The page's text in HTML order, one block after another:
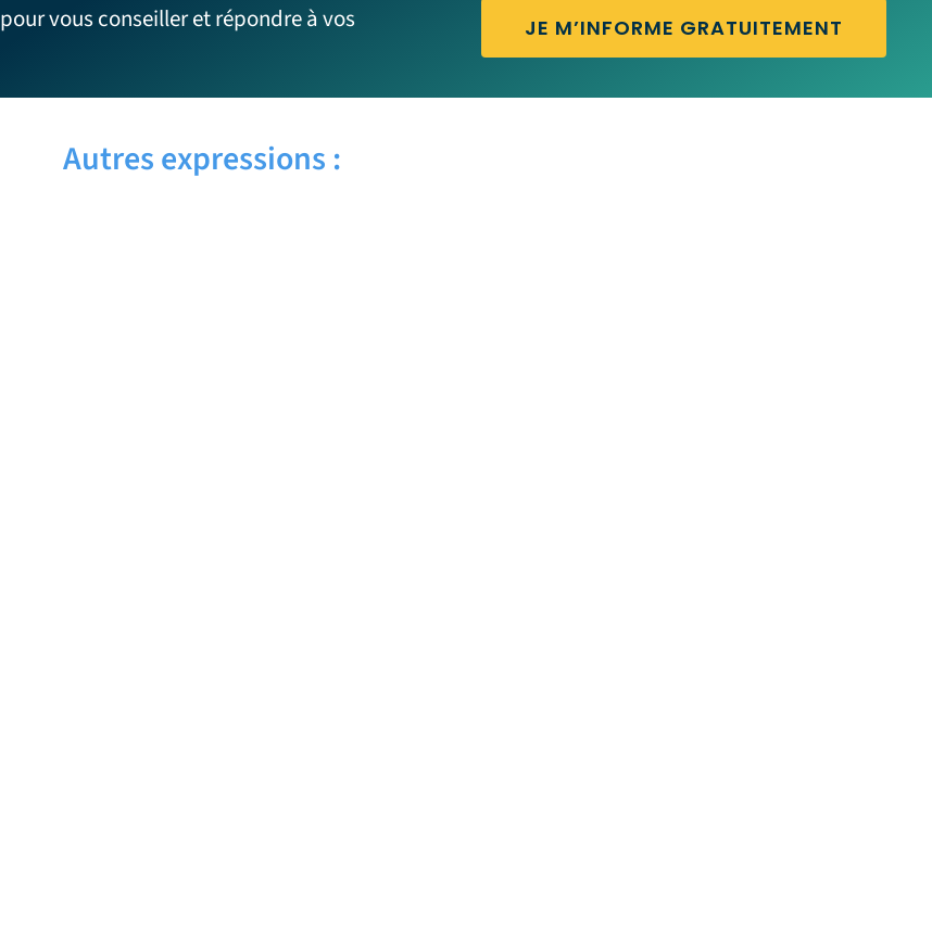
pour vous conseiller et répondre à vos
JE M’INFORME GRATUITEMENT
Autres expressions :